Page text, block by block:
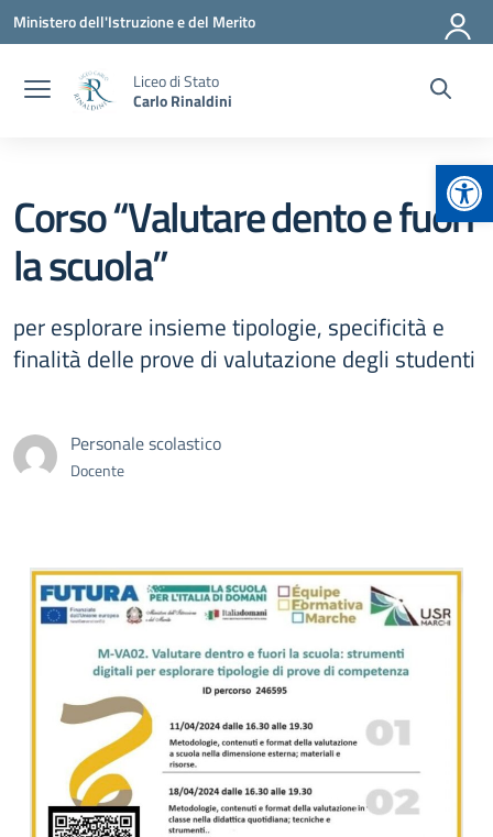
Vai ai contenuti
Vai al menu di navigazione
Vai al footer
Ministero dell'Istruzione e del Merito
Liceo di Stato
Carlo Rinaldini
Corso “Valutare dento e fuori
la scuola”
per esplorare insieme tipologie, specificità e
finalità delle prove di valutazione degli studenti
Personale scolastico
Docente